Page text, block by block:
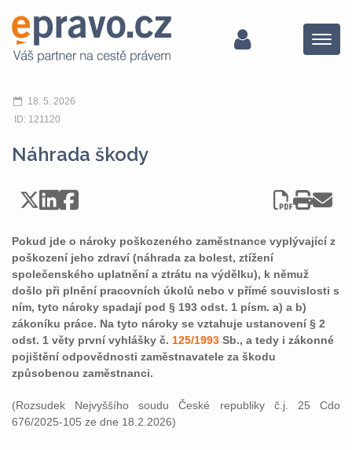
Menu
18. 5. 2026
ID: 121120
Náhrada škody
Pokud jde o nároky poškozeného zaměstnance vyplývající z
poškození jeho zdraví (náhrada za bolest, ztížení
společenského uplatnění a ztrátu na výdělku), k němuž
došlo při plnění pracovních úkolů nebo v přímé souvislosti s
ním, tyto nároky spadají pod § 193 odst. 1 písm. a) a b)
zákoníku práce. Na tyto nároky se vztahuje ustanovení § 2
odst. 1 věty první vyhlášky č. 125/1993 Sb., a tedy i zákonné
pojištění odpovědnosti zaměstnavatele za škodu
způsobenou zaměstnanci.
(Rozsudek Nejvyššího soudu České republiky č.j. 25 Cdo
676/2025-105 ze dne 18.2.2026)